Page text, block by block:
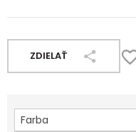
ZDIELAŤ
Farba